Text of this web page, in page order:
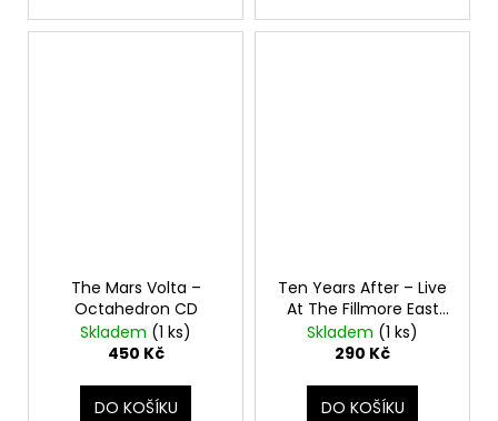
The Mars Volta –
Octahedron CD
Skladem (1 ks)
450 Kč
DO KOŠÍKU
Ten Years After – Live
At The Fillmore East
2CD
Skladem (1 ks)
290 Kč
DO KOŠÍKU